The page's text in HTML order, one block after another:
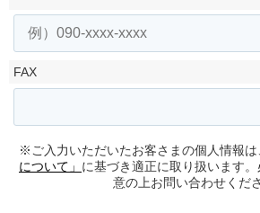
FAX
※ご入力いただいたお客さまの個人情報は
について」 に基づき適正に取り扱います
意の上お問い合わせくだ